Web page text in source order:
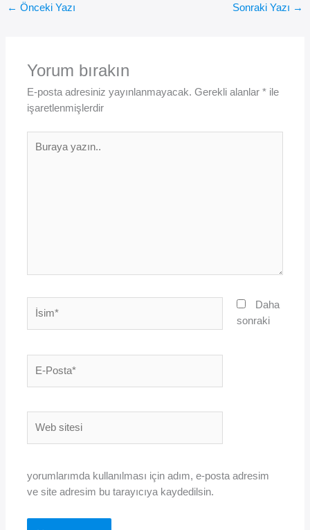
← Önceki Yazı Sonraki Yazı →
Yorum bırakın
E-posta adresiniz yayınlanmayacak. Gerekli alanlar* ile
işaretlenmişlerdir
yazın..
Posta*
sitesi
Daha
sonraki
yorumlarımda kullanılması için adım, e-posta adresim
ve site adresim bu tarayıcıya kaydedilsin.